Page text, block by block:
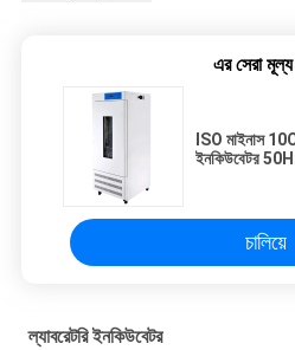
এর সেরা মূল্য
ISO মাইনাস
ইনকিউবেটর
চালিয়ে
ল্যাবরেটরি ইনকিউবেটর